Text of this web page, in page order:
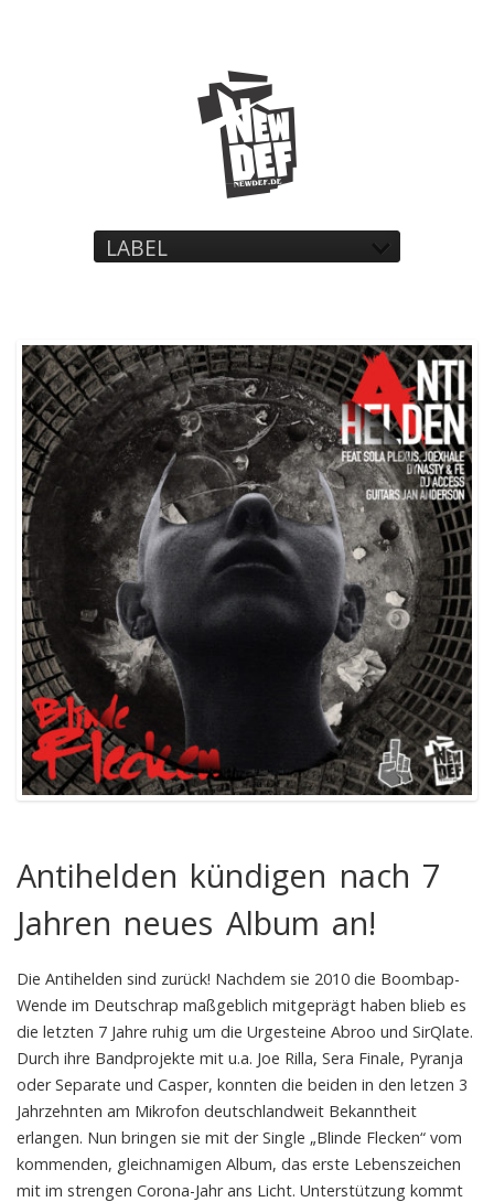
LABEL
Antihelden kündigen nach 7
Jahren neues Album an!
Die Antihelden sind zurück! Nachdem sie 2010 die Boombap-
Wende im Deutschrap maßgeblich mitgeprägt haben blieb es
die letzten 7 Jahre ruhig um die Urgesteine Abroo und SirQlate.
Durch ihre Bandprojekte mit u.a. Joe Rilla, Sera Finale, Pyranja
oder Separate und Casper, konnten die beiden in den letzen 3
Jahrzehnten am Mikrofon deutschlandweit Bekanntheit
erlangen. Nun bringen sie mit der Single „Blinde Flecken“ vom
kommenden, gleichnamigen Album, das erste Lebenszeichen
mit im strengen Corona-Jahr ans Licht. Unterstützung kommt